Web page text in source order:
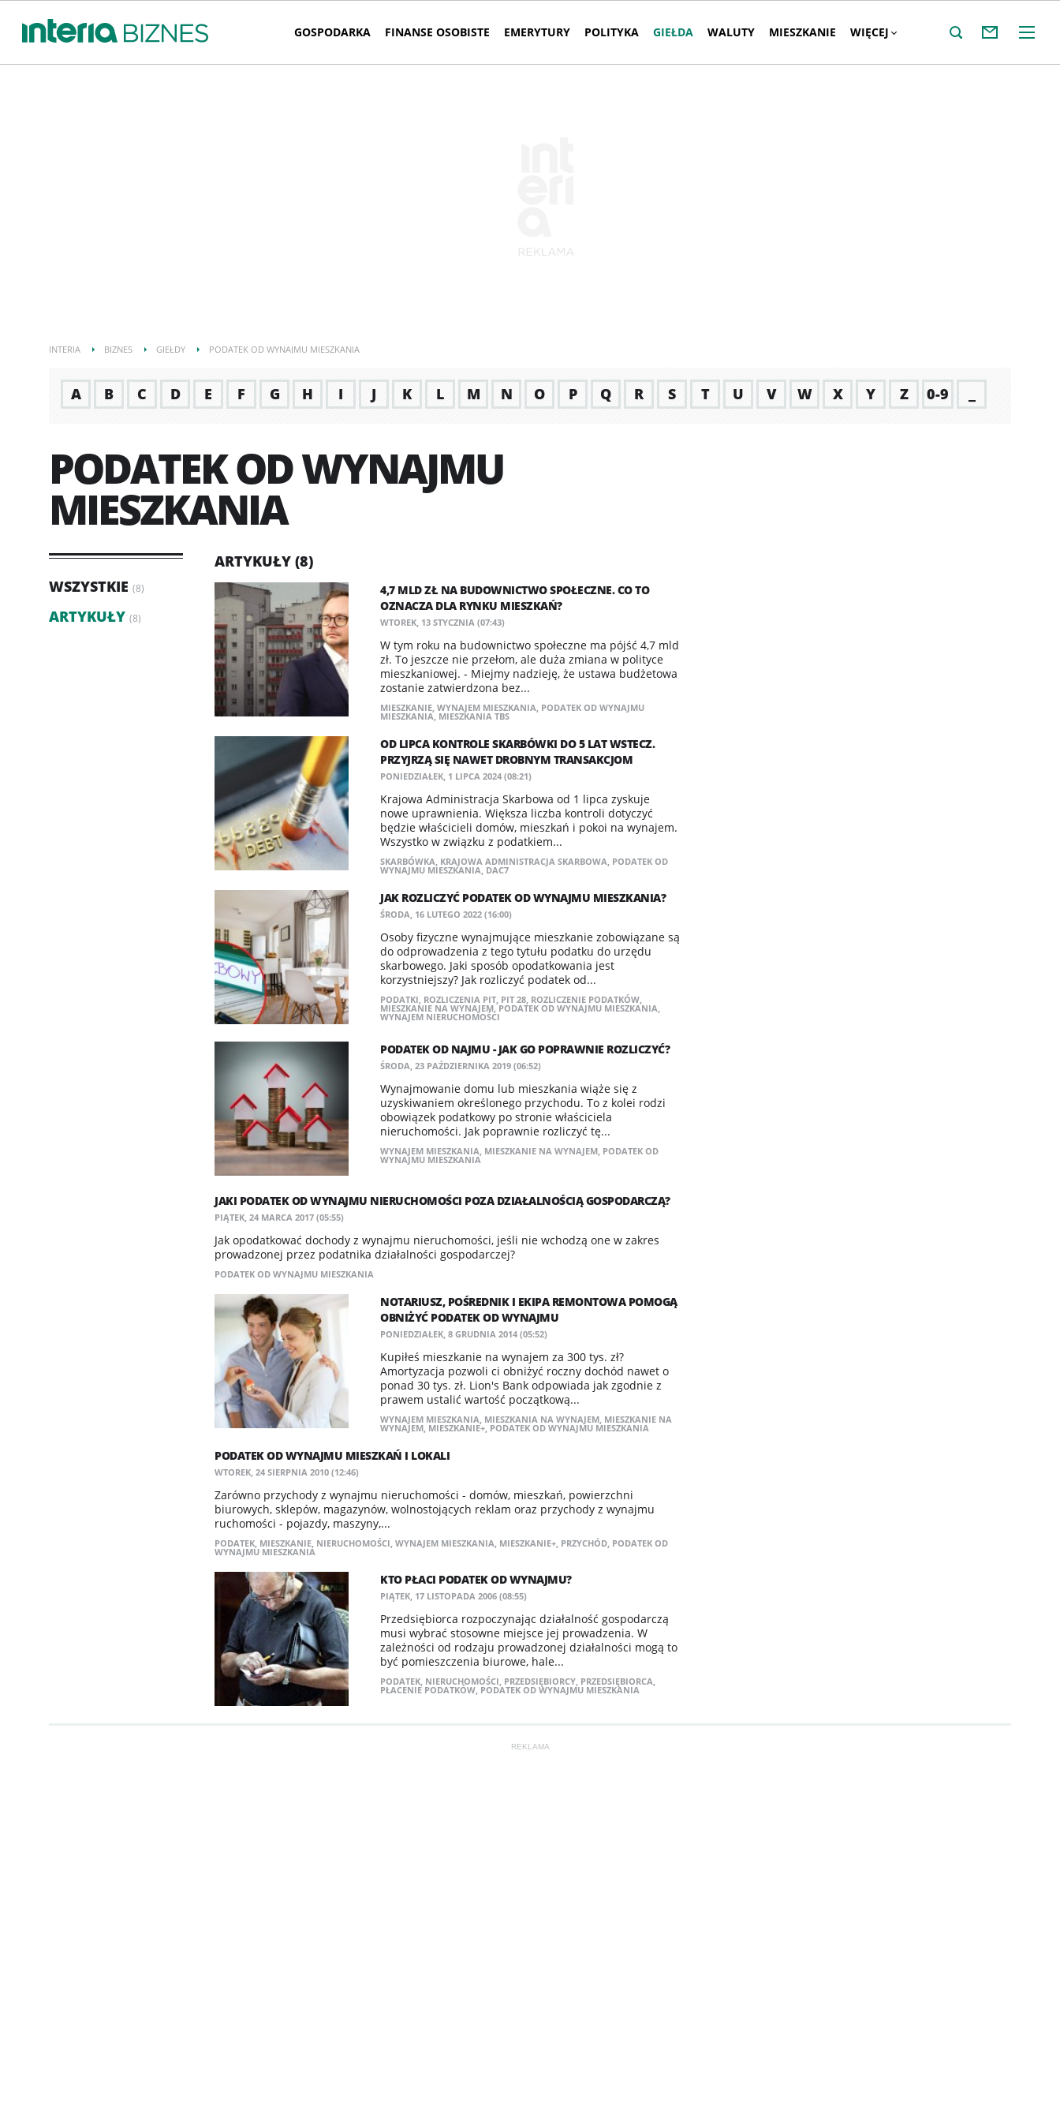
GOSPODARKA FINANSE OSOBISTE EMERYTURY POLITYKA GIEŁDA WALUTY MIESZKANIE WIĘCEJ
INTERIA BIZNES GIEŁDY PODATEK OD WYNAJMU MIESZKANIA
A B C D E F G H I J K L M N O P Q R S T U V W X Y Z 0-9
PODATEK OD WYNAJMU
MIESZKANIA
WSZYSTKIE (8)
ARTYKUŁY (8)
ARTYKUŁY (8)
4,7 MLD ZŁ NA BUDOWNICTWO SPOŁECZNE. CO TO
OZNACZA DLA RYNKU MIESZKAŃ?
WTOREK, 13 STYCZNIA (07:43)
W tym roku na budownictwo społeczne ma pójść 4,7 mld
zł. To jeszcze nie przełom, ale duża zmiana w polityce
mieszkaniowej. - Miejmy nadzieję, że ustawa budżetowa
zostanie zatwierdzona bez...
MIESZKANIE, WYNAJEM MIESZKANIA, PODATEK OD WYNAJMU
MIESZKANIA, MIESZKANIA TBS
OD LIPCA KONTROLE SKARBÓWKI DO 5 LAT WSTECZ.
PRZYJRZĄ SIĘ NAWET DROBNYM TRANSAKCJOM
PONIEDZIAŁEK, 1 LIPCA 2024 (08:21)
Krajowa Administracja Skarbowa od 1 lipca zyskuje
nowe uprawnienia. Większa liczba kontroli dotyczyć
będzie właścicieli domów, mieszkań i pokoi na wynajem.
Wszystko w związku z podatkiem...
SKARBÓWKA, KRAJOWA ADMINISTRACJA SKARBOWA, PODATEK OD
WYNAJMU MIESZKANIA, DAC7
JAK ROZLICZYĆ PODATEK OD WYNAJMU MIESZKANIA?
ŚRODA, 16 LUTEGO 2022 (16:00)
Osoby fizyczne wynajmujące mieszkanie zobowiązane są
do odprowadzenia z tego tytułu podatku do urzędu
skarbowego. Jaki sposób opodatkowania jest
korzystniejszy? Jak rozliczyć podatek od...
PODATKI, ROZLICZENIA PIT, PIT 28, ROZLICZENIE PODATKÓW,
MIESZKANIE NA WYNAJEM,PODATEK OD WYNAJMU MIESZKANIA,
WYNAJEM NIERUCHOMOŚCI
PODATEK OD NAJMU - JAK GO POPRAWNIE ROZLICZYĆ?
ŚRODA, 23 PAŹDZIERNIKA 2019 (06:52)
Wynajmowanie domu lub mieszkania wiąże się z
uzyskiwaniem określonego przychodu. To z kolei rodzi
obowiązek podatkowy po stronie właściciela
nieruchomości. Jak poprawnie rozliczyć tę...
WYNAJEM MIESZKANIA, MIESZKANIE NA WYNAJEM, PODATEK OD
WYNAJMU MIESZKANIA
JAKI PODATEK OD WYNAJMU NIERUCHOMOŚCI POZA DZIAŁALNOŚCIĄ GOSPODARCZĄ?
PIĄTEK, 24 MARCA 2017 (05:55)
Jak opodatkować dochody z wynajmu nieruchomości, jeśli nie wchodzą one w zakres
prowadzonej przez podatnika działalności gospodarczej?
PODATEK OD WYNAJMU MIESZKANIA
NOTARIUSZ, POŚREDNIK I EKIPA REMONTOWA POMOGĄ
OBNIŻYĆ PODATEK OD WYNAJMU
PONIEDZIAŁEK, 8 GRUDNIA 2014 (05:52)
Kupiłeś mieszkanie na wynajem za 300 tys. zł?
Amortyzacja pozwoli ci obniżyć roczny dochód nawet o
ponad 30 tys. zł. Lion's Bank odpowiada jak zgodnie z
prawem ustalić wartość początkową...
WYNAJEM MIESZKANIA, MIESZKANIA NA WYNAJEM, MIESZKANIE NA
WYNAJEM, MIESZKANIE+, PODATEK OD WYNAJMU MIESZKANIA
PODATEK OD WYNAJMU MIESZKAŃ I LOKALI
WTOREK, 24 SIERPNIA 2010 (12:46)
Zarówno przychody z wynajmu nieruchomości - domów, mieszkań, powierzchni
biurowych, sklepów, magazynów, wolnostojących reklam oraz przychody z wynajmu
ruchomości - pojazdy, maszyny,...
PODATEK, MIESZKANIE, NIERUCHOMOŚCI, WYNAJEM MIESZKANIA, MIESZKANIE+, PRZYCHÓD, PODATEK OD
WYNAJMU MIESZKANIA
KTO PŁACI PODATEK OD WYNAJMU?
PIĄTEK, 17 LISTOPADA 2006 (08:55)
Przedsiębiorca rozpoczynając działalność gospodarczą
musi wybrać stosowne miejsce jej prowadzenia. W
zależności od rodzaju prowadzonej działalności mogą to
być pomieszczenia biurowe, hale...
PODATEK, NIERUCHOMOŚCI, PRZEDSIĘBIORCY, PRZEDSIĘBIORCA,
PŁACENIE PODATKÓW, PODATEK OD WYNAJMU MIESZKANIA
REKLAMA